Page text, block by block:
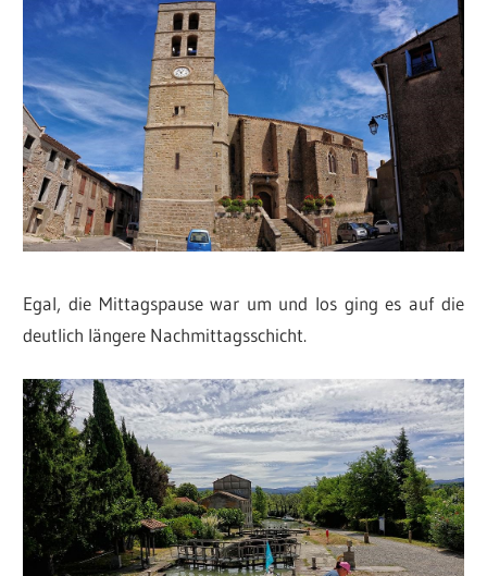
Egal, die Mittagspause war um und los ging es auf die
deutlich längere Nachmittagsschicht.